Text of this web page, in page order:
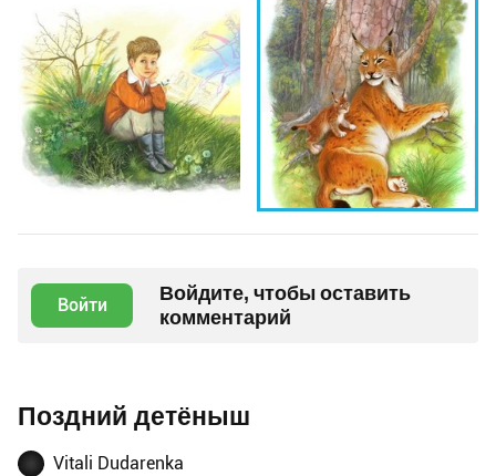
Войти
Войдите, чтобы оставить
комментарий
Поздний детёныш
Vitali Dudarenka